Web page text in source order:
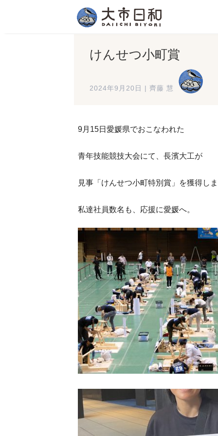
けんせつ小町賞
2024年9月20日 | 齊藤 慧
9月15日愛媛県でおこなわれた
青年技能競技大会にて、長濱大工が
見事「けんせつ小町特別賞」を獲得し
私達社員数名も、応援に愛媛へ。